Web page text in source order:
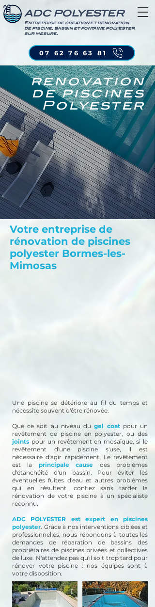
ADC POLYESTER
Entreprise de création et rénovation
de piscine, bassin et fontaine polyester
sur mesure.
07 62 76 63 81
renovation
de piscines
Polyester
Votre entreprise de
rénovation de piscines
polyester Bormes-les-
Mimosas
Une piscine se détériore au fil du temps et
nécessite souvent d'être rénovée.
Que ce soit au niveau dugel coatpour un
revêtement de piscine en polyester, ou des
joints pour un revêtement en mosaïque, si le
revêtement d'une piscine s'use, il est
nécessaire d'agir rapidement. Le revêtement
est la principale cause des problèmes
d'étanchéité d'un bassin. Pour éviter les
éventuelles fuites d'eau et autres problèmes
qui en résultent, confiez sans tarder la
rénovation de votre piscine à un spécialiste
reconnu.
ADC POLYESTER est expert en piscines
polyester. Grâce à nos interventions ciblées et
professionnelles, nous répondons à toutes les
demandes de réparation de bassins des
propriétaires de piscines privées et collectives
de luxe. N'attendez pas qu'il soit trop tard pour
rénover votre piscine : nos équipes sont à
votre disposition.